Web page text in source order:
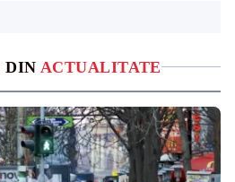
DIN ACTUALITATE